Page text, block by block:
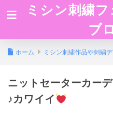
ミシン刺繍
ブ
ホーム ミシン刺繍作品や刺繍
ニットセーターカー
♪カワイイ